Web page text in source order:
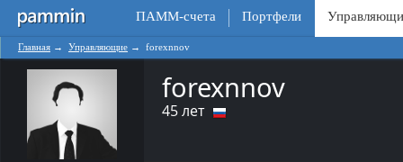
ПАММ-счета Портфели
Главная → Управляющие → forexnnov
forexnnov
45 лет